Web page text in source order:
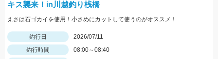
キス襲来！in川越釣り桟橋
えさは石ゴカイを使用！小さめにカットして使うのがオススメ！
釣行日
2026/07/11
釣行時間
08:00～08:40